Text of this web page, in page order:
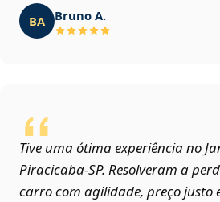
BA Bruno A.
Tive uma ótima experiência no
Piracicaba‑SP. Resolveram a
carro com agilidade, preço justo